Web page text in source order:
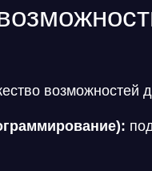
возможностей